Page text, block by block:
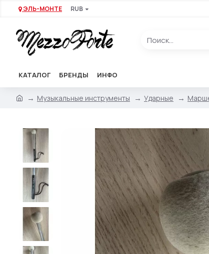
ЭЛЬ-МОНТЕ RUB
КАТАЛОГ БРЕНДЫ ИНФО
Музыкальные инструменты Ударные